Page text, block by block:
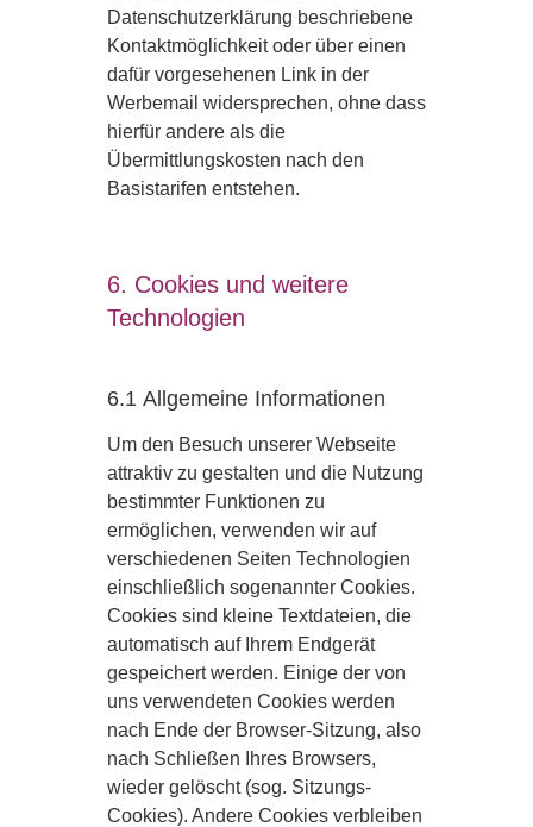
Datenschutzerklärung beschriebene
Kontaktmöglichkeit oder über einen
dafür vorgesehenen Link in der
Werbemail widersprechen, ohne dass
hierfür andere als die
Übermittlungskosten nach den
Basistarifen entstehen.
6. Cookies und weitere
Technologien
6.1 Allgemeine Informationen
Um den Besuch unserer Webseite
attraktiv zu gestalten und die Nutzung
bestimmter Funktionen zu
ermöglichen, verwenden wir auf
verschiedenen Seiten Technologien
einschließlich sogenannter Cookies.
Cookies sind kleine Textdateien, die
automatisch auf Ihrem Endgerät
gespeichert werden. Einige der von
uns verwendeten Cookies werden
nach Ende der Browser-Sitzung, also
nach Schließen Ihres Browsers,
wieder gelöscht (sog. Sitzungs-
Cookies). Andere Cookies verbleiben